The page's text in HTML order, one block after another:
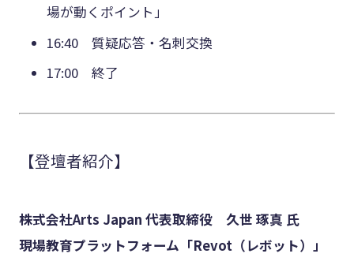
場が動くポイント」
16:40 質疑応答・名刺交換
17:00 終了
【登壇者紹介】
株式会社Arts Japan 代表取締役 久世 琢真 氏
現場教育プラットフォーム「Revot（レボット）」